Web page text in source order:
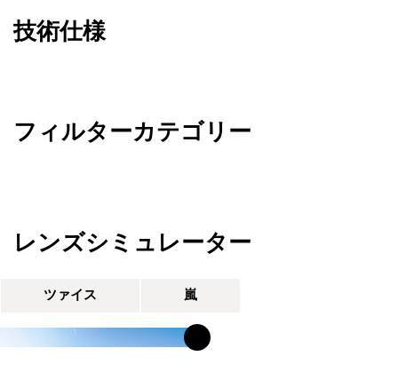
技術仕様
フィルターカテゴリー
レンズシミュレーター
ツァイス 嵐